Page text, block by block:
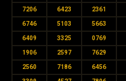
7206 6423 2361
6746 5103 5663
6409 3325 0769
1906 2597 7629
2560 7186 6456